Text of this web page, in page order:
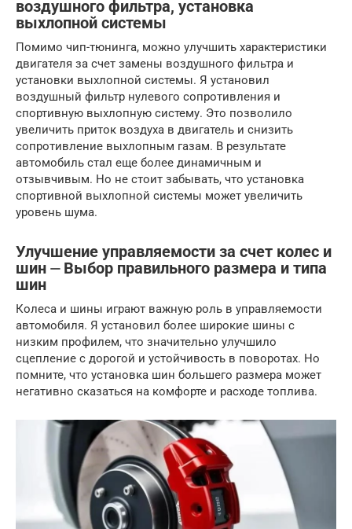
воздушного фильтра, установка
выхлопной системы
Помимо чип-тюнинга, можно улучшить характеристики
двигателя за счет замены воздушного фильтра и
установки выхлопной системы. Я установил
воздушный фильтр нулевого сопротивления и
спортивную выхлопную систему. Это позволило
увеличить приток воздуха в двигатель и снизить
сопротивление выхлопным газам. В результате
автомобиль стал еще более динамичным и
отзывчивым. Но не стоит забывать, что установка
спортивной выхлопной системы может увеличить
уровень шума.
Улучшение управляемости за счет колес и
шин ⏤ Выбор правильного размера и типа
шин
Колеса и шины играют важную роль в управляемости
автомобиля. Я установил более широкие шины с
низким профилем, что значительно улучшило
сцепление с дорогой и устойчивость в поворотах. Но
помните, что установка шин большего размера может
негативно сказаться на комфорте и расходе топлива.